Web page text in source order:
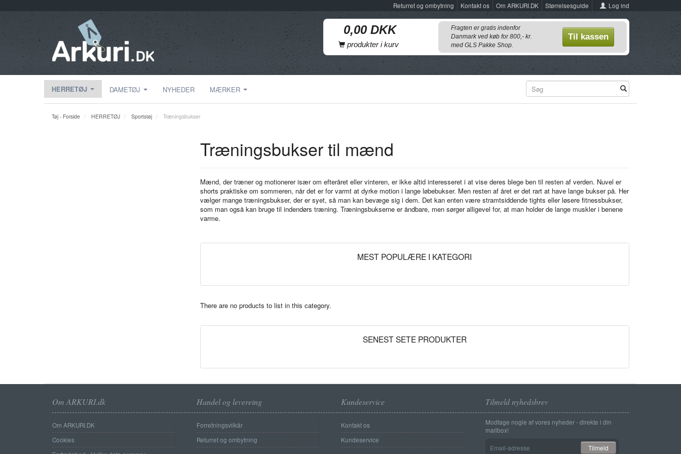
Log ind
Størrelsesguide
Om ARKURI.DK
Kontakt os
Returret og ombytning
produkter i kurv
Fragten er gratis indenfor
Danmark ved køb for 800,- kr.
med GLS Pakke Shop.
Til kassen
HERRETØJ DAMETØJ NYHEDER MÆRKER
Tøj - Forside HERRETØJ Sportstøj Træningsbukser
Træningsbukser til mænd
Mænd, der træner og motionerer især om efteråret eller vinteren, er ikke altid interesseret i at vise deres blege ben til resten af verden. Nuvel er
shorts praktiske om sommeren, når det er for varmt at dyrke motion i lange løbebukser. Men resten af året er det rart at have lange bukser på. Her
vælger mange træningsbukser, der er syet, så man kan bevæge sig i dem. Det kan enten være stramtsiddende tights eller løsere fitnessbukser,
som man også kan bruge til indendørs træning. Træningsbukserne er åndbare, men sørger alligevel for, at man holder de lange muskler i benene
varme.
MEST POPULÆRE I KATEGORI
There are no products to list in this category.
SENEST SETE PRODUKTER
Om ARKURI.dk
Om ARKURI.DK
Cookies
Handel og levereing
Forretningsvilkår
Returret og ombytning
Kundeservice
Kontakt os
Kundeservice
Tilmeld nyhedsbrev
Modtage nogle af vores nyheder - direkte i din
mailbox!
adresse
Tilmeld